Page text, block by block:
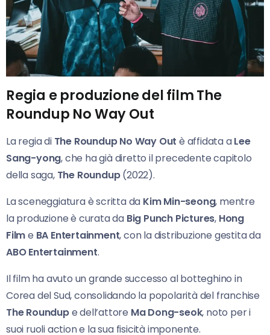
Regia e produzione del film The
Roundup No Way Out
La regia di The Roundup No Way Out è affidata aLee
Sang-yong, che ha già diretto il precedente capitolo
della saga, The Roundup(2022).
La sceneggiatura è scritta da Kim Min-seong, mentre
la produzione è curata da Big Punch Pictures, Hong
Filme BA Entertainment, con la distribuzione gestita da
ABO Entertainment.
Il film ha avuto un grande successo al botteghino in
Corea del Sud, consolidando la popolarità del franchise
The Roundupe dell’attore Ma Dong-seok, noto per i
suoi ruoli action e la sua fisicità imponente.